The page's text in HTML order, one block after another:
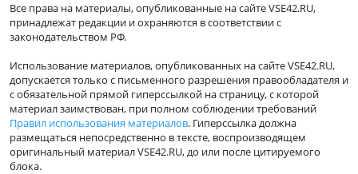
Все права на материалы, опубликованные на сайте VSE42.RU,
принадлежат редакции и охраняются в соответствии с
законодательством РФ.
Использование материалов, опубликованных на сайте VSE42.RU,
допускается только с письменного разрешения правообладателя и
с обязательной прямой гиперссылкой на страницу, с которой
материал заимствован, при полном соблюдении требований
Правил использования материалов. Гиперссылка должна
размещаться непосредственно в тексте, воспроизводящем
оригинальный материал VSE42.RU, до или после цитируемого
блока.